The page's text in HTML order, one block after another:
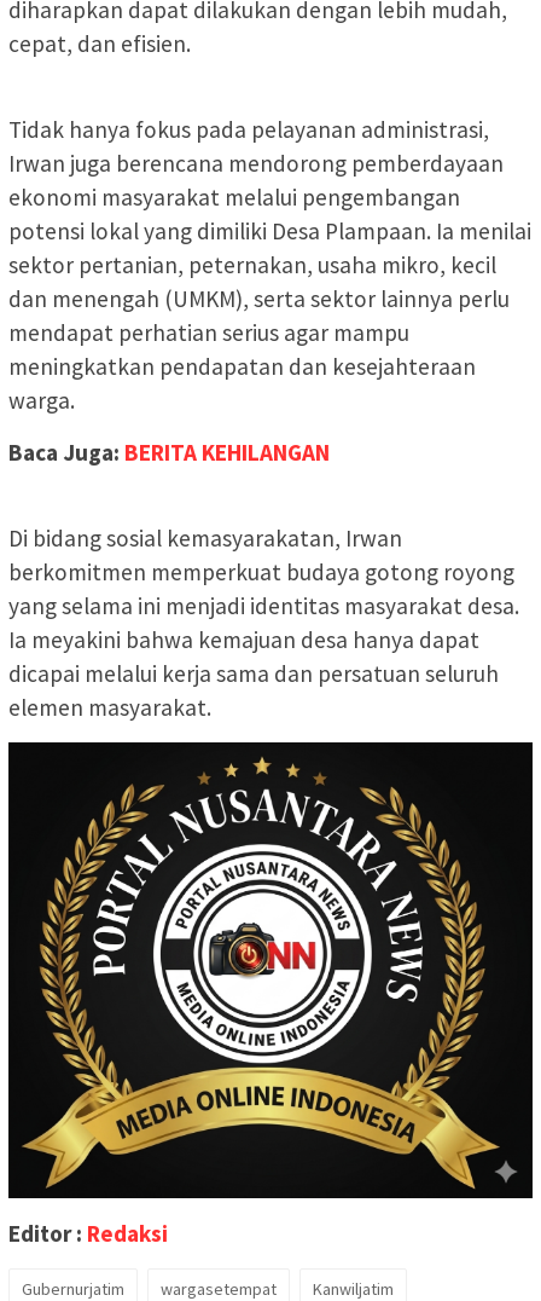
diharapkan dapat dilakukan dengan lebih mudah,
cepat, dan efisien.
Tidak hanya fokus pada pelayanan administrasi,
Irwan juga berencana mendorong pemberdayaan
ekonomi masyarakat melalui pengembangan
potensi lokal yang dimiliki Desa Plampaan. Ia menilai
sektor pertanian, peternakan, usaha mikro, kecil
dan menengah (UMKM), serta sektor lainnya perlu
mendapat perhatian serius agar mampu
meningkatkan pendapatan dan kesejahteraan
warga.
Baca Juga: BERITA KEHILANGAN
Di bidang sosial kemasyarakatan, Irwan
berkomitmen memperkuat budaya gotong royong
yang selama ini menjadi identitas masyarakat desa.
Ia meyakini bahwa kemajuan desa hanya dapat
dicapai melalui kerja sama dan persatuan seluruh
elemen masyarakat.
Editor : Redaksi
Gubernurjatim wargasetempat Kanwiljatim